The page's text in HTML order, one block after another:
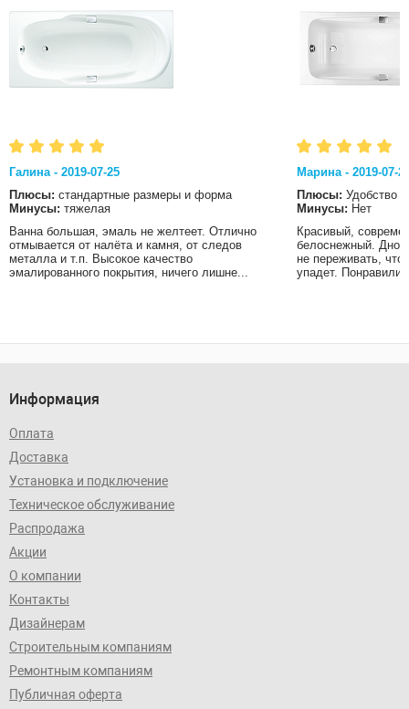
Галина - 2019-07-25
Плюсы: стандартные размеры и форма
Минусы: тяжелая
Ванна большая, эмаль не желтеет. Отлично
отмывается от налёта и камня, от следов
металла и т.п. Высокое качество
эмалированного покрытия, ничего лишне...
Марина - 2019-07-
Плюсы: Удобство
Минусы: Нет
Красивый,
белоснежный. Дно
не переживать, что
упадет.
Информация
Оплата
Доставка
Установка и подключение
Техническое обслуживание
Распродажа
Акции
О компании
Контакты
Дизайнерам
Строительным компаниям
Ремонтным компаниям
Публичная оферта